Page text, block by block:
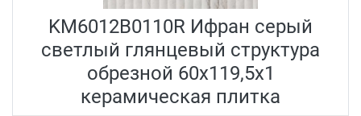
KM6012B0110R Ифран серый
светлый глянцевый структура
обрезной 60x119,5x1
керамическая плитка